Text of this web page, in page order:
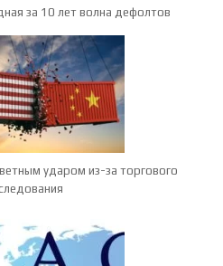
за 10 лет волна дефолтов
ударом из-за торгового